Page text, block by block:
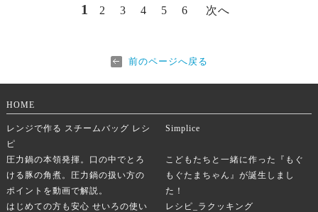
1 2 3 4 5 6 次へ
前のページへ戻る
HOME
レンジで作る スチームバッグ レシ
ピ
Simplice
圧力鍋の本領発揮。口の中でとろ
ける豚の角煮。圧力鍋の扱い方の
ポイントを動画で解説。
こどもたちと一緒に作った『もぐ
もぐたまちゃん』が誕生しまし
た！
はじめての方も安心 せいろの使い
レシピ_ラクッキング